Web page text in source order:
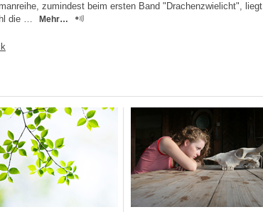
zumindest beim ersten Band "Drachenzwielicht", liegt
die …
Mehr…